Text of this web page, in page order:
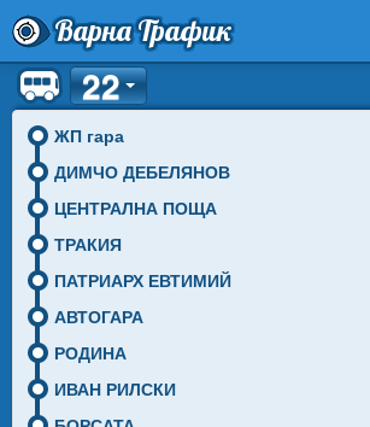
Варна Трафик
Спирка
Линия
Разписание
Инфо
22
ЖП гара
ДИМЧО ДЕБЕЛЯНОВ
ЦЕНТРАЛНА ПОЩА
ТРАКИЯ
ПАТРИАРХ ЕВТИМИЙ
АВТОГАРА
РОДИНА
ИВАН РИЛСКИ